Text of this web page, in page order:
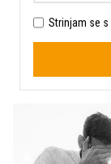
Strinjam se s